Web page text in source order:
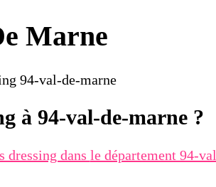
Marne
94-val-de-marne
à 94-val-de-marne ?
dressing dans le département 94-